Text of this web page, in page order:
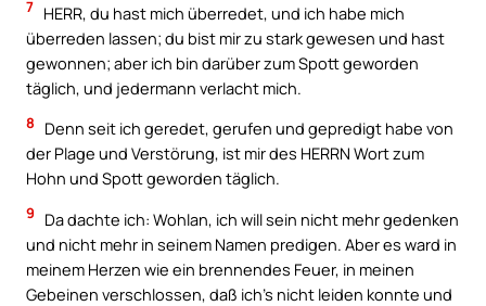
7 HERR, du hast mich überredet, und ich habe mich
überreden lassen; du bist mir zu stark gewesen und hast
gewonnen; aber ich bin darüber zum Spott geworden
täglich, und jedermann verlacht mich.
8
Denn seit ich geredet, gerufen und gepredigt habe von
der Plage und Verstörung, ist mir des HERRN Wort zum
Hohn und Spott geworden täglich.
9
Da dachte ich: Wohlan, ich will sein nicht mehr gedenken
und nicht mehr in seinem Namen predigen. Aber es ward in
meinem Herzen wie ein brennendes Feuer, in meinen
Gebeinen verschlossen, daß ich’s nicht leiden konnte und